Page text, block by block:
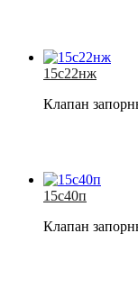
15с22нж
Клапан
15с40п
Клапан